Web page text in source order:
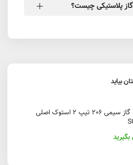
پلاستیکی چیست؟
بیاید
دریچه گاز سیمی 206 تیپ 2 استوک اصلی